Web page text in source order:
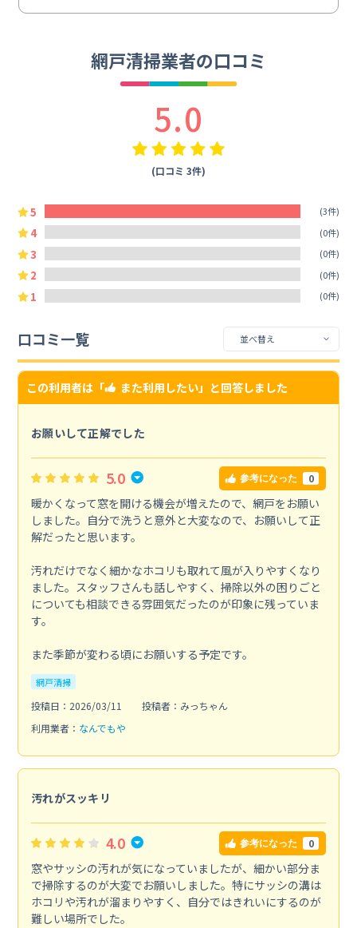
網戸清掃業者の口コミ
5.0
(口コミ 3件)
5 (3件)
4 (0件)
3 (0件)
2 (0件)
1 (0件)
口コミ一覧
この利用者は「 また利用したい」と回答しました
お願いして正解でした
5.0 参考になった 0
暖かくなって窓を開ける機会が増えたので、網戸をお願い
しました。自分で洗うと意外と大変なので、お願いして正
解だったと思います。
汚れだけでなく細かなホコリも取れて風が入りやすくなり
ました。スタッフさんも話しやすく、掃除以外の困りごと
についても相談できる雰囲気だったのが印象に残っていま
す。
また季節が変わる頃にお願いする予定です。
網戸清掃
投稿日：2026/03/11
投稿者：みっちゃん
利用業者： なんでもや
汚れがスッキリ
4.0 参考になった 0
窓やサッシの汚れが気になっていましたが、細かい部分ま
で掃除するのが大変でお願いしました。特にサッシの溝は
ホコリや汚れが溜まりやすく、自分ではきれいにするのが
難しい場所でした。